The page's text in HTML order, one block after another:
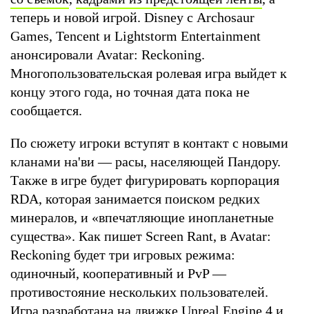
теперь и новой игрой. Disney с Archosaur
Games, Tencent и Lightstorm Entertainment
анонсировали Avatar: Reckoning.
Многопользовательская ролевая игра выйдет к
концу этого года, но точная дата пока не
сообщается.
По сюжету игроки вступят в контакт с новыми
кланами на'ви — расы, населяющей Пандору.
Также в игре будет фигурировать корпорация
RDA, которая занимается поиском редких
минералов, и «впечатляющие инопланетные
существа». Как пишет Screen Rant, в Avatar:
Reckoning будет три игровых режима:
одиночный, кооперативный и PvP —
противостояние нескольких пользователей.
Игра разработана на движке Unreal Engine 4 и